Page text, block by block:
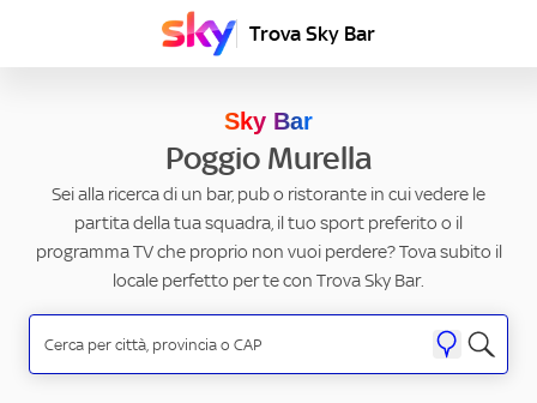
Trova Sky Bar
Sky Bar
Poggio Murella
Sei alla ricerca di un bar, pub o ristorante in cui vedere le
partita della tua squadra, il tuo sport preferito o il
programma TV che proprio non vuoi perdere? Tova subito il
locale perfetto per te con Trova Sky Bar.